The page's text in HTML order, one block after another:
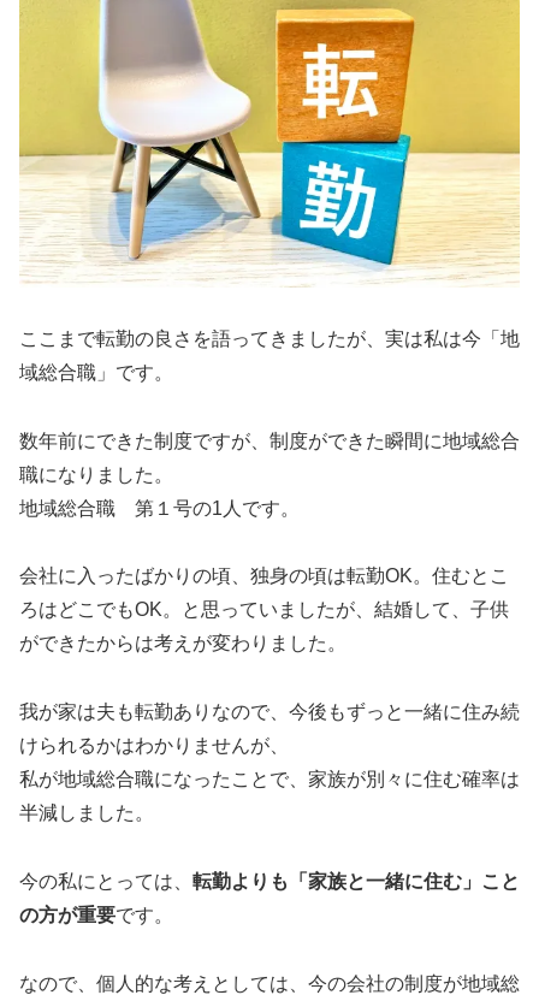
ここまで転勤の良さを語ってきましたが、実は私は今「地
域総合職」です。
数年前にできた制度ですが、制度ができた瞬間に地域総合
職になりました。
地域総合職 第１号の1人です。
会社に入ったばかりの頃、独身の頃は転勤OK。住むとこ
ろはどこでもOK。と思っていましたが、結婚して、子供
ができたからは考えが変わりました。
我が家は夫も転勤ありなので、今後もずっと一緒に住み続
けられるかはわかりませんが、
私が地域総合職になったことで、家族が別々に住む確率は
半減しました。
今の私にとっては、 転勤よりも「家族と一緒に住む」こと
の方が重要です。
なので、個人的な考えとしては、今の会社の制度が地域総